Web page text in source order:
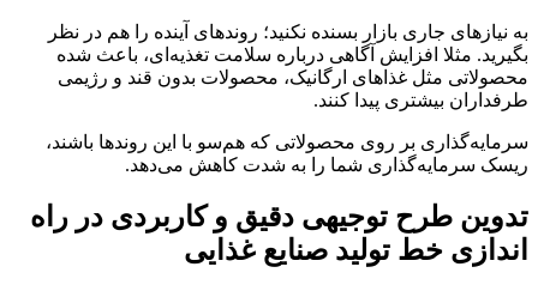
به نیازهای جاری بازار بسنده نکنید؛ روندهای آینده را هم در نظر
بگیرید. مثلا افزایش آگاهی درباره سلامت تغذیه‌ای، باعث شده
محصولاتی مثل غذاهای ارگانیک، محصولات بدون قند و رژیمی
طرفداران بیشتری پیدا کنند.
سرمایه‌گذاری بر روی محصولاتی که هم‌سو با این روندها باشند،
ریسک سرمایه‌گذاری شما را به شدت کاهش می‌دهد.
تدوین طرح توجیهی دقیق و کاربردی در راه
اندازی خط تولید صنایع غذایی